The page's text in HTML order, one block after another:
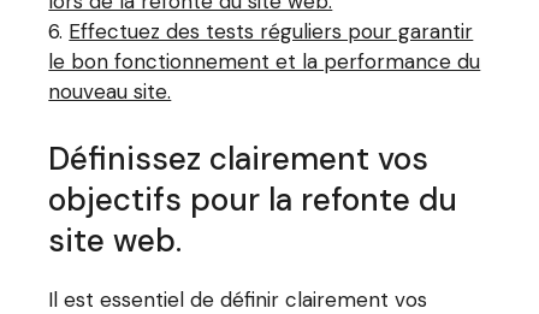
Effectuez des tests réguliers pour garantir
le bon fonctionnement et la performance du
nouveau site.
Définissez clairement vos
objectifs pour la refonte du
site web.
Il est essentiel de définir clairement vos